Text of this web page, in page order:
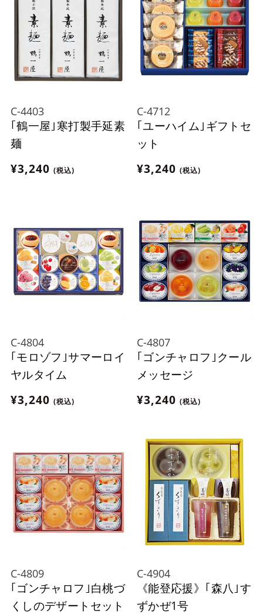
C-4403
｢鶴一屋｣寒打製手延素
麺
¥3,240 (税込)
C-4712
｢ユーハイム｣ギフトセ
ット
¥3,240 (税込)
C-4804
｢モロゾフ｣サマーロイ
ヤルタイム
¥3,240 (税込)
C-4807
｢ゴンチャロフ｣クール
メッセージ
¥3,240 (税込)
C-4809
｢ゴンチャロフ｣白桃づ
くしのデザートセット
C-4904
《能登応援》｢森八｣す
ずかぜ1号